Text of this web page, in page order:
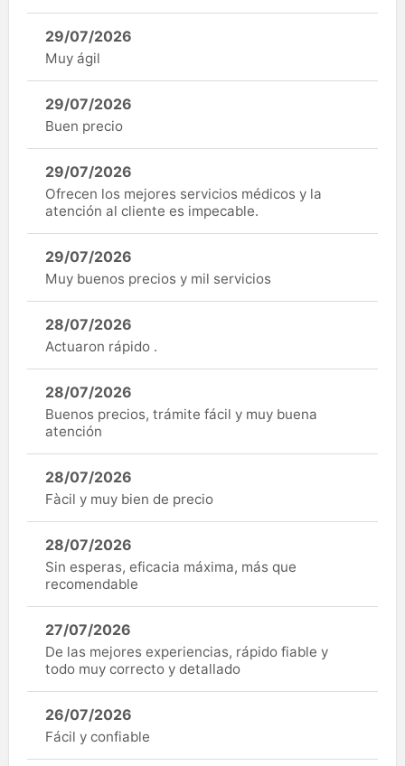
29/07/2026
Muy ágil
29/07/2026
Buen precio
29/07/2026
Ofrecen los mejores servicios médicos y la
atención al cliente es impecable.
29/07/2026
Muy buenos precios y mil servicios
28/07/2026
Actuaron rápido .
28/07/2026
Buenos precios, trámite fácil y muy buena
atención
28/07/2026
Fàcil y muy bien de precio
28/07/2026
Sin esperas, eficacia máxima, más que
recomendable
27/07/2026
De las mejores experiencias, rápido fiable y
todo muy correcto y detallado
26/07/2026
Fácil y confiable